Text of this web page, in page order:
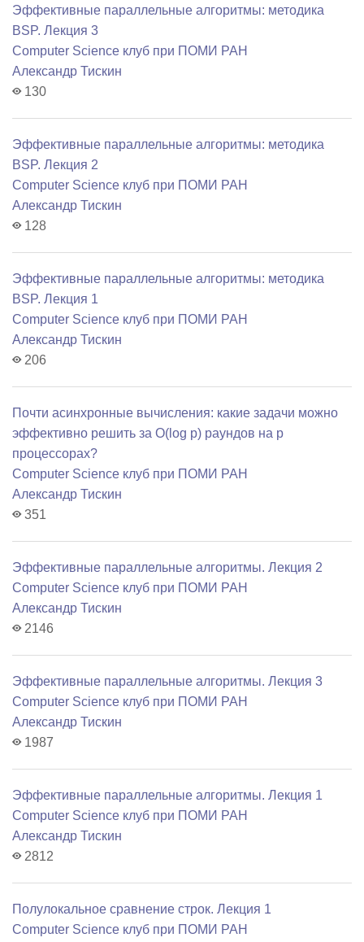
Эффективные параллельные алгоритмы: методика
BSP. Лекция 3
Computer Science клуб при ПОМИ РАН
Александр Тискин
130
Эффективные параллельные алгоритмы: методика
BSP. Лекция 2
Computer Science клуб при ПОМИ РАН
Александр Тискин
128
Эффективные параллельные алгоритмы: методика
BSP. Лекция 1
Computer Science клуб при ПОМИ РАН
Александр Тискин
206
Почти асинхронные вычисления: какие задачи можно
эффективно решить за O(log p) раундов на p
процессорах?
Computer Science клуб при ПОМИ РАН
Александр Тискин
351
Эффективные параллельные алгоритмы. Лекция 2
Computer Science клуб при ПОМИ РАН
Александр Тискин
2146
Эффективные параллельные алгоритмы. Лекция 3
Computer Science клуб при ПОМИ РАН
Александр Тискин
1987
Эффективные параллельные алгоритмы. Лекция 1
Computer Science клуб при ПОМИ РАН
Александр Тискин
2812
Полулокальное сравнение строк. Лекция 1
Computer Science клуб при ПОМИ РАН